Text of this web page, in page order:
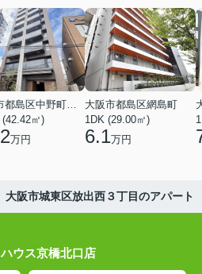
大阪市都島区中野町２丁目
㎡)
万円
大阪市都島区網島町
1DK (29.00㎡)
6.1万円
大阪市城東区放出西３丁目のアパート
ウス京橋北口店